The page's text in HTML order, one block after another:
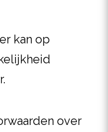
kan op
over